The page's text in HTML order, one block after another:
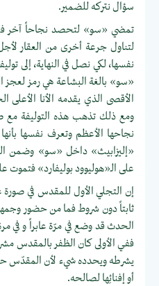
سؤال نتركه للضمير.
تمضي «سو» لتحصد نجاحاً آخر
لتناول جرعة أخرى من العقار
نفسها، لكي نصل في النهاية، إلى
«سو» بالغة البشاعة هي رمز لعجز
الأقصى الذي يقدمه الأنا
ومع ذلك تذهب هذه التوليفة مع
نجاحها الأعظم وتعرف نفسها
«إليزابيث» داخل «سو» وضمن
على الـ«هوليوود بوليفارد» فتموت
إن التجلي الأول للمقدس في
ثابتاً دون شروط فما من حضور
الحدث قد وضع في مرّة عابراً و في مرة
ففي الأولى كان الظفر بالمقدس
يشرطه ويحدده شيء لأن المقدّس
أو إفنائِها لصالحه.